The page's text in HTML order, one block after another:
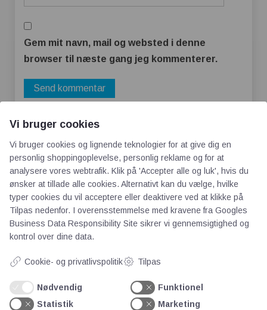
Gem mit navn, mail og websted i denne
browser til næste gang jeg kommenterer.
AOT
Om os
Priser
Persondata
Vi bruger cookies
Vi bruger cookies og lignende teknologier for at give dig en
personlig shoppingoplevelse, personlig reklame og for at
analysere vores webtrafik. Klik på 'Accepter alle og luk', hvis du
ønsker at tillade alle cookies. Alternativt kan du vælge, hvilke
typer cookies du vil acceptere eller deaktivere ved at klikke på
Tilpas nedenfor. I overensstemmelse med kravene fra Googles
Business Data Responsibility Site sikrer vi gennemsigtighed og
kontrol over dine data.
Cookie- og privatlivspolitik Tilpas
Nødvendig
Funktionel
Statistik
Marketing